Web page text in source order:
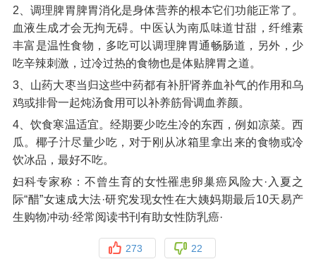
2、调理脾胃脾胃消化是身体营养的根本它们功能正常了。
血液生成才会无拘无碍。中医认为南瓜味道甘甜，纤维素
丰富是温性食物，多吃可以调理脾胃通畅肠道，另外，少
吃辛辣刺激，过冷过热的食物也是体贴脾胃之道。
3、山药大枣当归这些中药都有补肝肾养血补气的作用和乌
鸡或排骨一起炖汤食用可以补养筋骨调血养颜。
4、饮食寒温适宜。经期要少吃生冷的东西，例如凉菜。西
瓜。椰子汁尽量少吃，对于刚从冰箱里拿出来的食物或冷
饮冰品，最好不吃。
妇科专家称：不曾生育的女性罹患卵巢癌风险大·入夏之
际“醋”女速成大法·研究发现女性在大姨妈期最后10天易产
生购物冲动·经常阅读书刊有助女性防乳癌·
273 22